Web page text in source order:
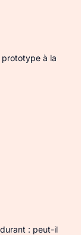
prototype à la
: peut-il